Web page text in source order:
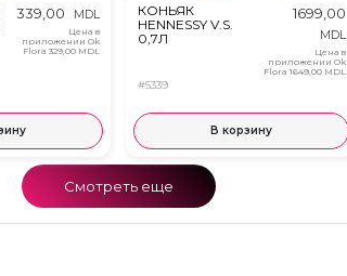
339,00 MDL
Цена в
приложении Ok
Flora 329,00 MDL
КОНЬЯК
HENNESSY V.S.
0,7Л
#5339
1699,00
MDL
Цена в
приложении Ok
Flora 1649,00 MDL
В корзину
Смотреть еще